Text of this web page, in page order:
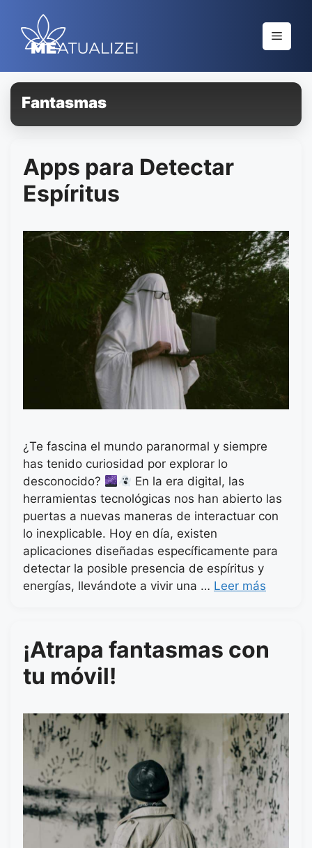
contenido
Menú
Fantasmas
Apps para Detectar
Espíritus
¿Te fascina el mundo paranormal y siempre
has tenido curiosidad por explorar lo
desconocido?
En la era digital, las
herramientas tecnológicas nos han abierto las
puertas a nuevas maneras de interactuar con
lo inexplicable. Hoy en día, existen
aplicaciones diseñadas específicamente para
detectar la posible presencia de espíritus y
energías, llevándote a vivir una … Leer más
¡Atrapa fantasmas con
tu móvil!